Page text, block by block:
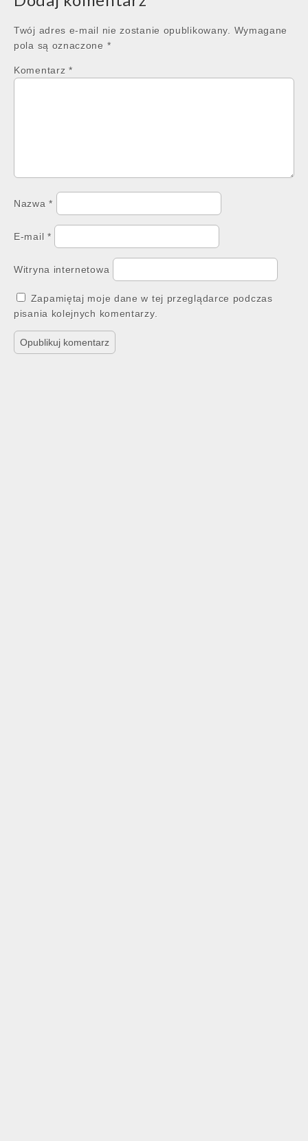
Twój adres e-mail nie zostanie opublikowany.
Wymagane
pola są oznaczone *
Komentarz *
Nazwa*
E-mail *
Witryna internetowa
Zapamiętaj moje dane w tej przeglądarce podczas
pisania kolejnych komentarzy.